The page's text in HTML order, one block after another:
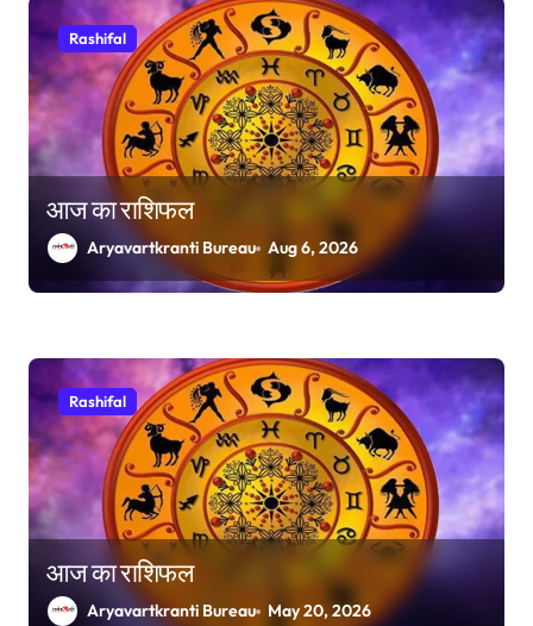
i
o
n
Rashifal
आज का राशिफल
Aryavartkranti Bureau Aug 6, 2026
Rashifal
आज का राशिफल
Aryavartkranti Bureau May 20, 2026